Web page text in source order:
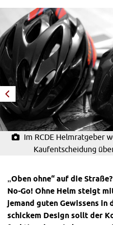
Im RCDE Helmratgeber
Kaufentscheidung
„Oben ohne“ auf die
No-Go! Ohne Helm steigt
jemand guten Gewissens in
schickem Design sollt der